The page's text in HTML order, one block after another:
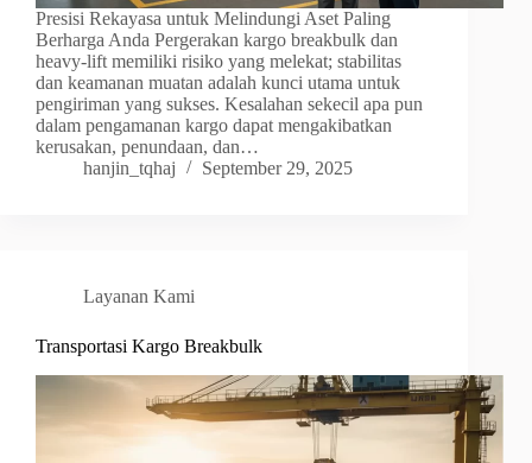
Presisi Rekayasa untuk Melindungi Aset Paling
Berharga Anda Pergerakan kargo breakbulk dan
heavy-lift memiliki risiko yang melekat; stabilitas
dan keamanan muatan adalah kunci utama untuk
pengiriman yang sukses. Kesalahan sekecil apa pun
dalam pengamanan kargo dapat mengakibatkan
kerusakan, penundaan, dan…
hanjin_tqhaj
September 29, 2025
Layanan Kami
Transportasi Kargo Breakbulk